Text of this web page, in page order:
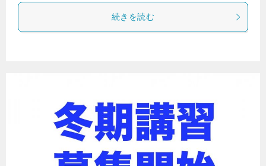
続きを読む